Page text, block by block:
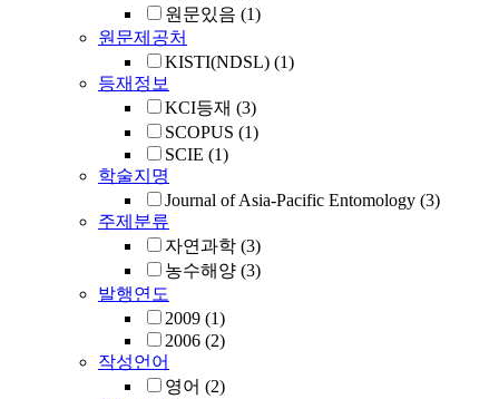
원문있음 (1)
원문제공처
KISTI(NDSL) (1)
등재정보
KCI등재 (3)
SCOPUS (1)
SCIE (1)
학술지명
Journal of Asia-Pacific Entomology (3)
주제분류
자연과학 (3)
농수해양 (3)
발행연도
2009 (1)
2006 (2)
작성언어
영어 (2)